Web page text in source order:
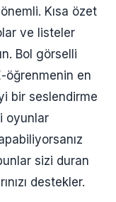
Kısa özet
ve listeler
Bol görselli
öğrenmenin en
bir seslendirme
oyunlar
sizi duran
destekler.